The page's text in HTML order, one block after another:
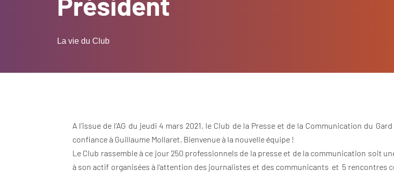
La vie du Club
A l’issue de l’AG du jeudi 4 mars 2021, le Club de la Presse et de la Communication du
confiance à Guillaume Mollaret. Bienvenue à la nouvelle équipe !
Le Club rassemble à ce jour 250 professionnels de la presse et de la communication soit
à son actif organisées à l’attention des journalistes et des communicants et 5 rencontres